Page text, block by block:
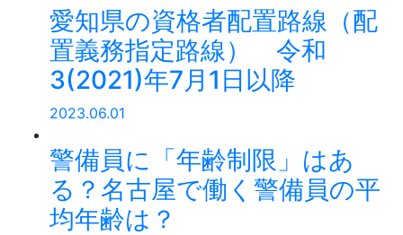
愛知県の資格者配置路線（配
置義務指定路線） 令和
3(2021)年7月1日以降
2023.06.01
警備員に「年齢制限」はあ
る？名古屋で働く警備員の平
均年齢は？